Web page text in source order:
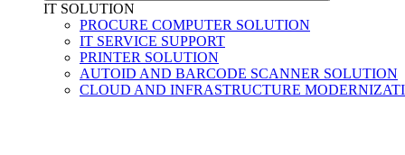
IT SOLUTION
PROCURE COMPUTER SOLUTION
IT SERVICE SUPPORT
PRINTER SOLUTION
AUTOID AND BARCODE SCANNER SOLUTION
CLOUD AND INFRASTRUCTURE